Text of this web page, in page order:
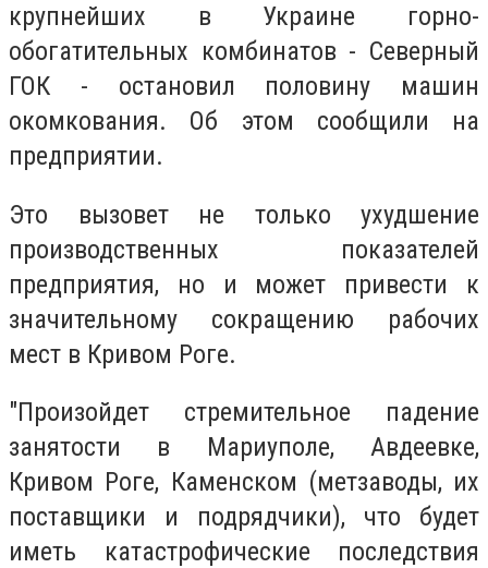
крупнейших в Украине горно-
обогатительных комбинатов - Северный
ГОК - остановил половину машин
окомкования. Об этом сообщили на
предприятии.
Это вызовет не только ухудшение
производственных показателей
предприятия, но и может привести к
значительному сокращению рабочих
мест в Кривом Роге.
"Произойдет стремительное падение
занятости в Мариуполе, Авдеевке,
Кривом Роге, Каменском (метзаводы, их
поставщики и подрядчики), что будет
иметь катастрофические последствия